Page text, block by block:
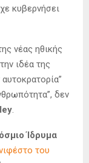
κυβερνήσει
νέας ηθικής
ιδέα της
δεν
.
Ίδρυμα
του